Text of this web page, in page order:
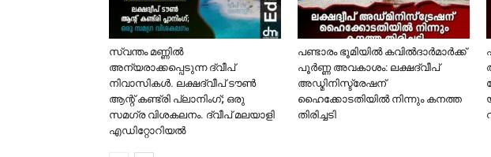
സ്വന്തം മണ്ണിൽ
അന്യരാക്കപ്പെടുന്ന ദ്വീപ്
നിവാസികൾ. ലക്ഷദ്വീപ് ടൗൺ
ആന്റ് കണ്ട്രി പ്ലാനിംഗ്; ഒരു
സമഗ്ര വിശകലനം. ദ്വീപ് മലയാളി
എഡിറ്റോറിയൽ
പണ്ടാരം ഭൂമിയിൽ കവിൽദാർമാർക്ക്
പൂർണ്ണ അവകാശം: ലക്ഷദ്വീപ്
അഡ്മിനിസ്ട്രേഷന്
ഹൈക്കോടതിയിൽ നിന്നും കനത്ത
തിരിച്ചടി